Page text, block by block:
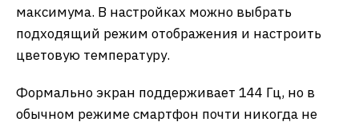
максимума. В настройках можно выбрать
подходящий режим отображения и настроить
цветовую температуру.
Формально экран поддерживает 144 Гц, но в
обычном режиме смартфон почти никогда не